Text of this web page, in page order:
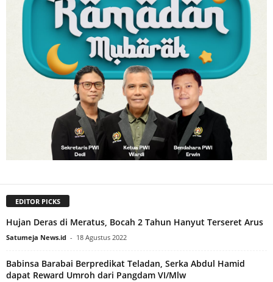
EDITOR PICKS
Hujan Deras di Meratus, Bocah 2 Tahun Hanyut Terseret Arus
Satumeja News.id - 18 Agustus 2022
Babinsa Barabai Berpredikat Teladan, Serka Abdul Hamid
dapat Reward Umroh dari Pangdam VI/Mlw